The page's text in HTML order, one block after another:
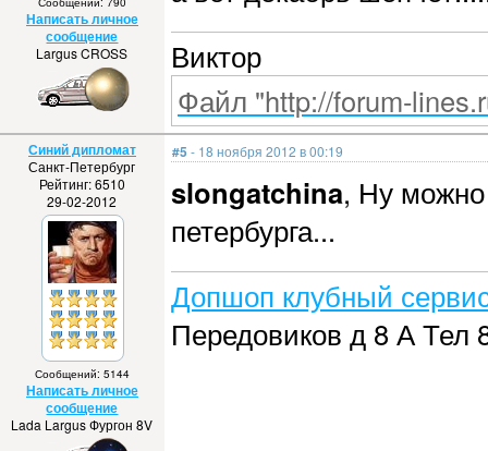
Написать личное
сообщение
Largus CROSS
Виктор
Файл "http://forum-
Синий дипломат
Санкт-Петербург
Рейтинг: 6510
29-02-2012
Сообщений: 5144
Написать личное
сообщение
Lada Largus Фургон 8V
#5 - 18 ноября 2012 в 00:19
slongatchina, Ну можно
петербурга...
Допшоп клубный
Передовиков д 8 А Тел